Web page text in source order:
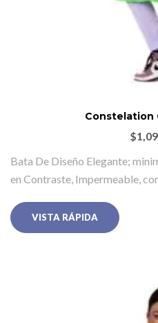
Constelation
$
Bata De Diseño Elegante;
en Contraste, Impermeable,
VISTA RÁPIDA